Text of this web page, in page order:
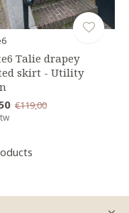
Talie drapey
skirt - Utility
€119,00